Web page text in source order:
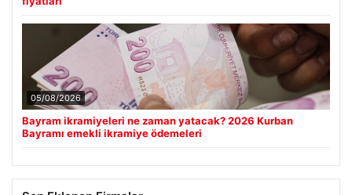
05/08/2026
Bayram ikramiyeleri ne zaman yatacak? 2026 Kurban
Bayramı emekli ikramiye ödemeleri